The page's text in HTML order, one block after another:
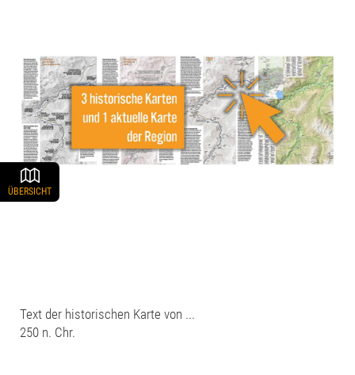
ÜBERSICHT
Text der historischen Karte von ...
250 n. Chr.